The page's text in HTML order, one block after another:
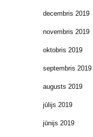
decembris 2019
novembris 2019
oktobris 2019
septembris 2019
augusts 2019
jūlijs 2019
jūnijs 2019